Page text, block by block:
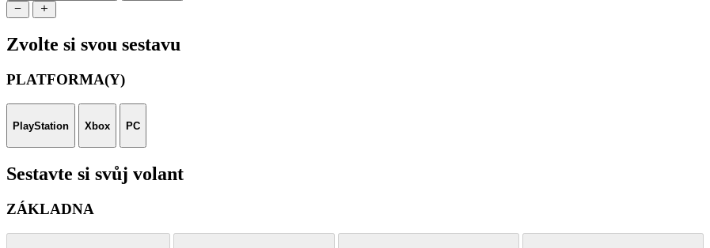
Zvolte si svou sestavu
PLATFORMA(Y)
PlayStation Xbox PC
Sestavte si svůj volant
ZÁKLADNA